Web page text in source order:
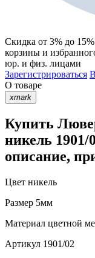
Скидка от 3% до 15%
корзины и
юр. и физ. лицами
Зарегистрироваться
О товаре
xmark
Купить
никель 1901/
описание,
Цвет никель
Размер 5мм
Материал цветной
Артикул 1901/02